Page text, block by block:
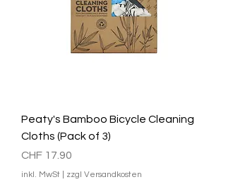
Peaty's Bamboo Bicycle Cleaning
Cloths (Pack of 3)
Preis
CHF 17.90
inkl. MwSt zzgl Versandkosten